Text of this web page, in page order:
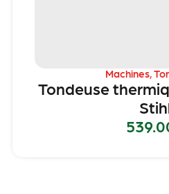
Machines,
Tondeuse